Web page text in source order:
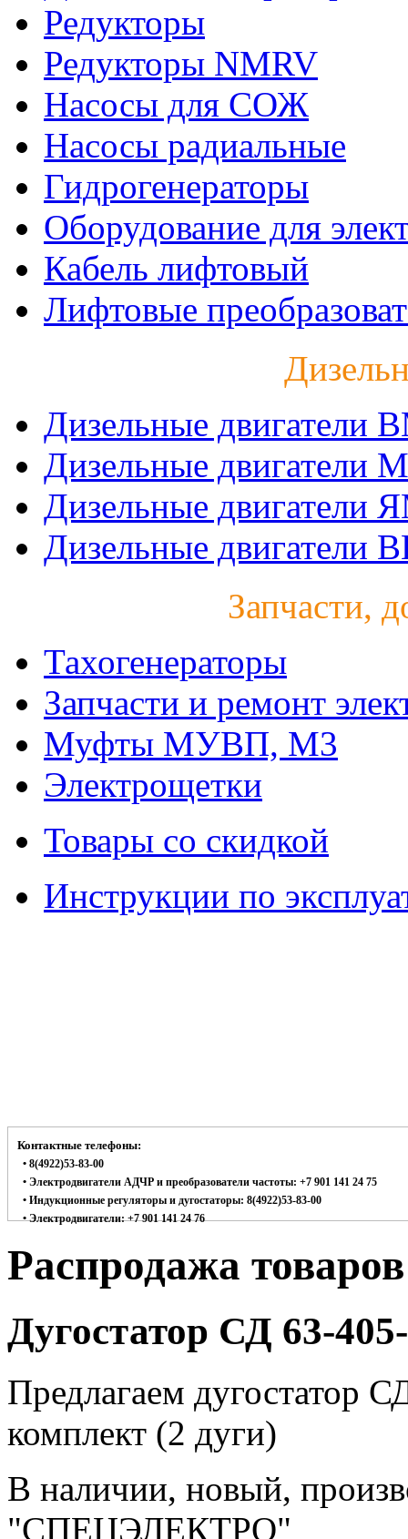
Редукторы
Редукторы NMRV
Насосы для СОЖ
Насосы радиальные
Гидрогенераторы
Оборудование для
Кабель лифтовый
Лифтовые
Дизельные двигатели
Дизельные двигатели
Дизельные двигатели
Дизельные двигатели
Запчасти,
Тахогенераторы
Запчасти и ремонт
Муфты МУВП, М3
Электрощетки
Товары со скидкой
Инструкции по
Контактные телефоны:
• 8(4922)53-83-00
• Электродвигатели АДЧР и преобразователи частоты: +7 901 141 24 75
• Индукционные регуляторы и дугостаторы: 8(4922)53-83-00
• Электродвигатели: +7 901 141 24 76
Распродажа
Дугостатор СД 63-
Предлагаем дугостатор
комплект (2 дуги)
В наличии, новый,
"СПЕЦЭЛЕКТРО"